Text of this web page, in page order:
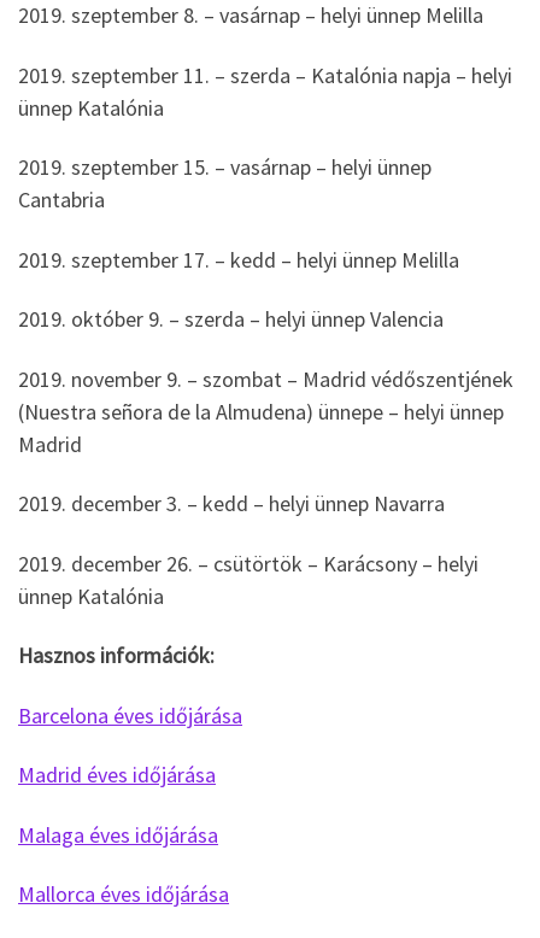
2019. szeptember 8. – vasárnap – helyi ünnep Melilla
2019. szeptember 11. – szerda – Katalónia napja – helyi
ünnep Katalónia
2019. szeptember 15. – vasárnap – helyi ünnep
Cantabria
2019. szeptember 17. – kedd – helyi ünnep Melilla
2019. október 9. – szerda – helyi ünnep Valencia
2019. november 9. – szombat – Madrid védőszentjének
(Nuestra señora de la Almudena) ünnepe – helyi ünnep
Madrid
2019. december 3. – kedd – helyi ünnep Navarra
2019. december 26. – csütörtök – Karácsony – helyi
ünnep Katalónia
Hasznos információk:
Barcelona éves időjárása
Madrid éves időjárása
Malaga éves időjárása
Mallorca éves időjárása